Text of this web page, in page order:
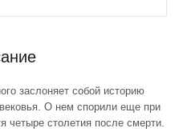
заслоняет собой историю
О нем спорили еще при
четыре столетия после смерти.